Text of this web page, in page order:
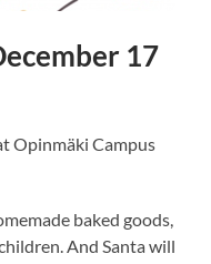
17
Opinmäki Campus
baked goods,
And Santa will